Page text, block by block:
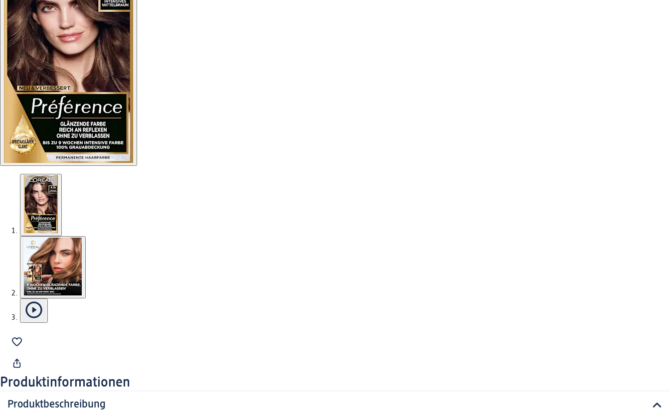
Produktinformationen
Produktbeschreibung